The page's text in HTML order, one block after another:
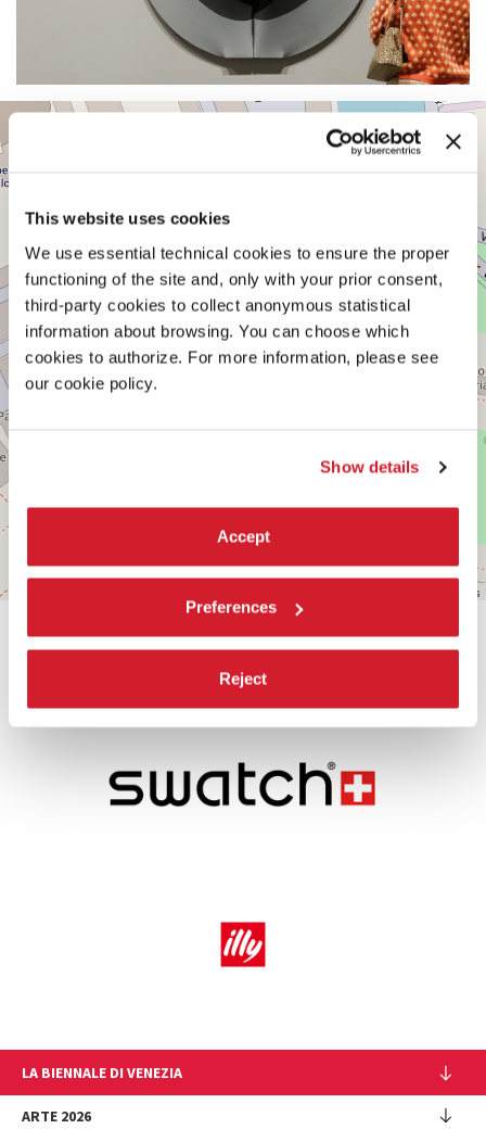
This website uses cookies
We use essential technical cookies to ensure the proper
functioning of the site and, only with your prior consent,
third-party cookies to collect anonymous statistical
information about browsing. You can choose which
cookies to authorize. For more information, please see
our cookie policy.
Show details
Accept
Preferences
Reject
PADIGLIONE
CENTRALE
+
contributors
CONDIVIDI SU
LA BIENNALE DI VENEZIA
L'Istituzione
ARTE 2026